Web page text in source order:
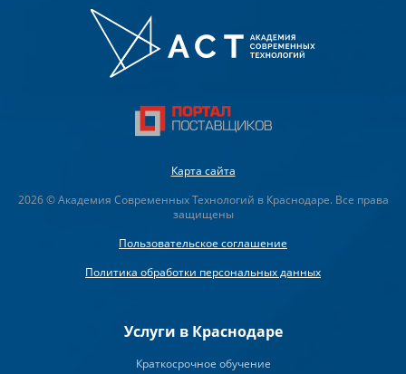
Карта сайта
2026 © Академия Современных Технологий в Краснодаре. Все права
защищены
Пользовательское соглашение
Политика обработки персональных данных
Услуги в Краснодаре
Краткосрочное обучение